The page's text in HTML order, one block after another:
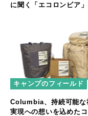
に聞く「エコロンビア
キャンプのフィールド
Columbia、持続可能な
実現への想いを込めた